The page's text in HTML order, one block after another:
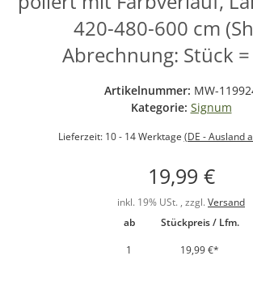
420-480-600 cm
Abrechnung: Stück
Artikelnummer: MW-
Kategorie: Signum
Lieferzeit: 10 - 14 Werktage (DE - Ausland
19,99 €
inkl. 19% USt. , zzgl. Versand
ab
Stückpreis / Lfm.
1
19,99 €*